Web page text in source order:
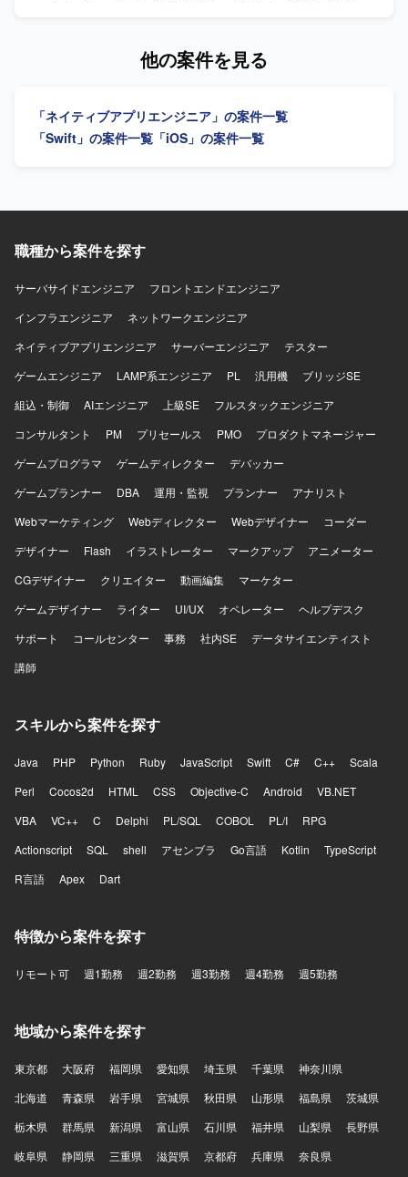
の技術力を大きく高めていただけます。 【開発環境】
Android Architecture ComponentsやMVVMなどのアーキテ
クチャを活用し、XcodeおよびAndroid Studio上で開発を進
よる構成管理、CrashlyticsやCloud Monitoringなどのモニタ
AutifyによるQA自動化、ClaudeやGitHub CopilotなどのAIツ
ール群、GitHub・Slack・Notion・Figmaを組み合わせたモ
ダンな開発環境で、アジャイル開発を実践しています。
コード生成、レビュー効率化にも取り組んでいただきま
高いアプリケーション開発に主体的に取り組み、関係者と
連携しながら開発を推進できる方を求めています。 【ポジ
Go、GCP、GitHub Actions、Cloud Build、Terraform、
Gemini、GitHub Copilotを使用します。開発手法はアジャイ
ルです。
他の案件を見る
「ネイティブアプリエンジニア」の案件一覧
「Swift」の案件一覧 「iOS」の案件一覧
職種から案件を探す
サーバサイドエンジニア
フロントエンドエンジニア
インフラエンジニア
ネットワークエンジニア
ネイティブアプリエンジニア
サーバーエンジニア
テスター
ゲームエンジニア
LAMP系エンジニア PL 汎用機
ブリッジSE
組込・制御
AIエンジニア 上級SE
フルスタックエンジニア
コンサルタント
PM プリセールス PMO
プロダクトマネージャー
ゲームプログラマ
ゲームディレクター
デバッカー
ゲームプランナー
DBA 運用・監視 プランナー
アナリスト
Webマーケティング
Webディレクター Webデザイナー
コーダー
デザイナー
Flash イラストレーター マークアップ
アニメーター
CGデザイナー
クリエイター 動画編集
マーケター
ゲームデザイナー
ライター UI/UX オペレーター
ヘルプデスク
サポート
コールセンター 事務 社内SE
データサイエンティスト
講師
スキルから案件を探す
Java PHP Python Ruby JavaScript Swift C# C++
Scala
Perl
Cocos2d HTML CSS Objective-C Android
VB.NET
VBA
VC++ C Delphi PL/SQL COBOL PL/I
RPG
Actionscript
SQL shell アセンブラ Go言語 Kotlin
TypeScript
R言語
Apex Dart
特徴から案件を探す
リモート可 週1勤務 週2勤務 週3勤務 週4勤務 週5勤務
地域から案件を探す
東京都 大阪府 福岡県 愛知県 埼玉県 千葉県
神奈川県
北海道
青森県 岩手県 宮城県 秋田県 山形県 福島県
茨城県
栃木県
群馬県 新潟県 富山県 石川県 福井県 山梨県
長野県
岐阜県
静岡県 三重県 滋賀県 京都府 兵庫県 奈良県